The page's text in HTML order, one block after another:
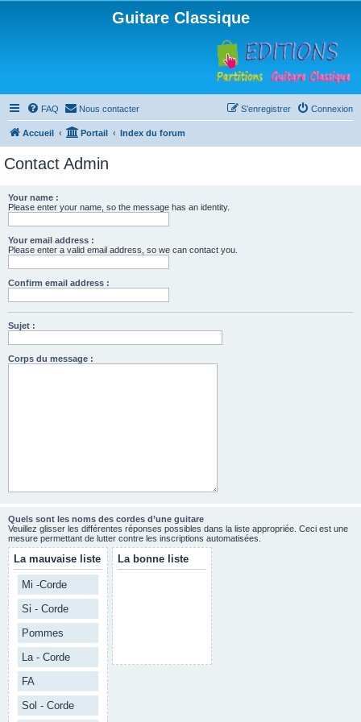
Guitare Classique
FAQ Nous contacter Connexion
S’enregistrer
Accueil Portail Index du forum
Contact Admin
Your name :
Please enter your name, so the message has an identity.
Your email address :
Please enter a valid email address, so we can contact you.
Confirm email address :
Sujet :
Corps du message :
Quels sont les noms des cordes d’une guitare
Veuillez glisser les différentes réponses possibles dans la liste appropriée. Ceci est une
mesure permettant de lutter contre les inscriptions automatisées.
La mauvaise liste
Mi -Corde
Si - Corde
Pommes
La - Corde
FA
Sol - Corde
La bonne liste